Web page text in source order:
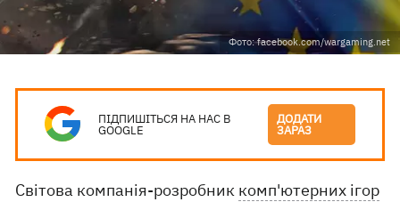
Фото: facebook.com/wargaming.net
ПІДПИШІТЬСЯ НА НАС В
GOOGLE
ДОДАТИ
ЗАРАЗ
Світова компанія-розробник комп'ютерних ігор